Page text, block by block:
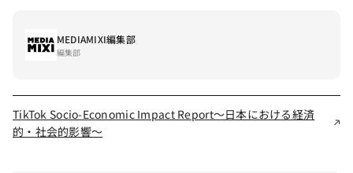
MEDIAMIXI編集部
編集部
TikTok Socio-Economic Impact Report〜日本における経済
的・社会的影響〜